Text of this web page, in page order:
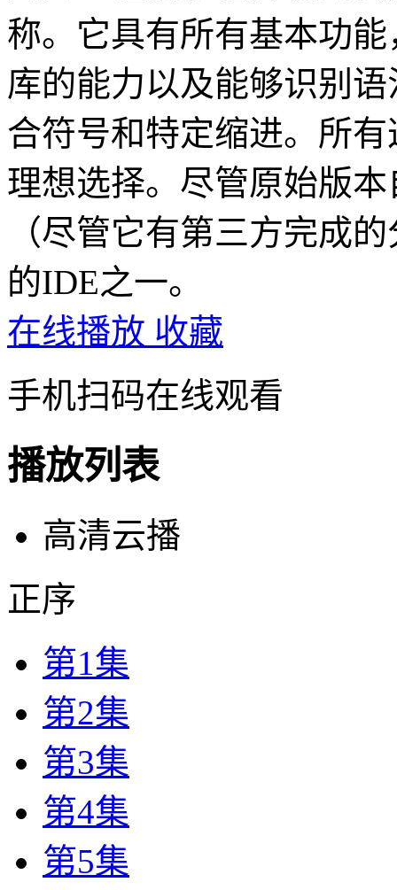
称。它具有所有基本功
库的能力以及能够识别
合符号和特定缩进。所
理想选择。尽管原始版
（尽管它有第三方完成
的IDE之一。
在线播放 收藏
手机扫码在线观看
播放列表
高清云播
正序
第1集
第2集
第3集
第4集
第5集